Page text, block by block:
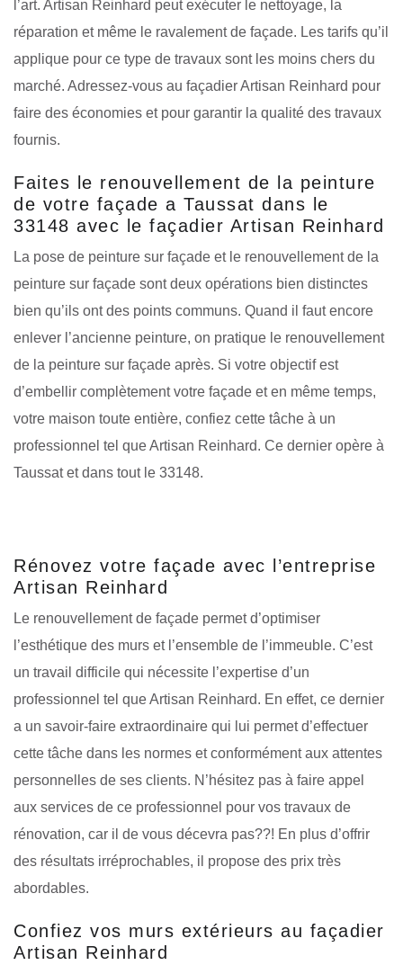
l’art. Artisan Reinhard peut exécuter le nettoyage, la
réparation et même le ravalement de façade. Les tarifs qu’il
applique pour ce type de travaux sont les moins chers du
marché. Adressez-vous au façadier Artisan Reinhard pour
faire des économies et pour garantir la qualité des travaux
fournis.
Faites le renouvellement de la peinture
de votre façade a Taussat dans le
33148 avec le façadier Artisan Reinhard
La pose de peinture sur façade et le renouvellement de la
peinture sur façade sont deux opérations bien distinctes
bien qu’ils ont des points communs. Quand il faut encore
enlever l’ancienne peinture, on pratique le renouvellement
de la peinture sur façade après. Si votre objectif est
d’embellir complètement votre façade et en même temps,
votre maison toute entière, confiez cette tâche à un
professionnel tel que Artisan Reinhard. Ce dernier opère à
Taussat et dans tout le 33148.
Rénovez votre façade avec l’entreprise
Artisan Reinhard
Le renouvellement de façade permet d’optimiser
l’esthétique des murs et l’ensemble de l’immeuble. C’est
un travail difficile qui nécessite l’expertise d’un
professionnel tel que Artisan Reinhard. En effet, ce dernier
a un savoir-faire extraordinaire qui lui permet d’effectuer
cette tâche dans les normes et conformément aux attentes
personnelles de ses clients. N’hésitez pas à faire appel
aux services de ce professionnel pour vos travaux de
rénovation, car il de vous décevra pas??! En plus d’offrir
des résultats irréprochables, il propose des prix très
abordables.
Confiez vos murs extérieurs au façadier
Artisan Reinhard